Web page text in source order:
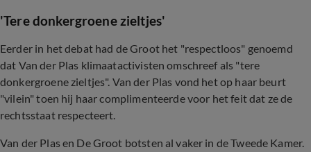
'Tere donkergroene zieltjes'
Eerder in het debat had de Groot het "respectloos" genoemd
dat Van der Plas klimaatactivisten omschreef als "tere
donkergroene zieltjes". Van der Plas vond het op haar beurt
"vilein" toen hij haar complimenteerde voor het feit dat ze de
rechtsstaat respecteert.
Van der Plas en De Groot botsten al vaker in de Tweede Kamer.